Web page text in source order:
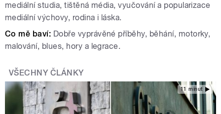
mediální studia, tištěná média, vyučování a popularizace
mediální výchovy, rodina i láska.
Co mě baví: Dobře vyprávěné příběhy, běhání, motorky,
malování, blues, hory a legrace.
VŠECHNY ČLÁNKY
11 minut